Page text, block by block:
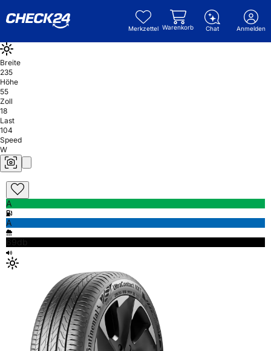
Merkzettel Warenkorb Chat Anmelden
Breite
235
Höhe
55
Zoll
18
Last
104
Speed
W
A
A
69db